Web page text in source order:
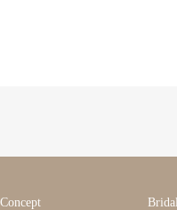
Concept Bridal